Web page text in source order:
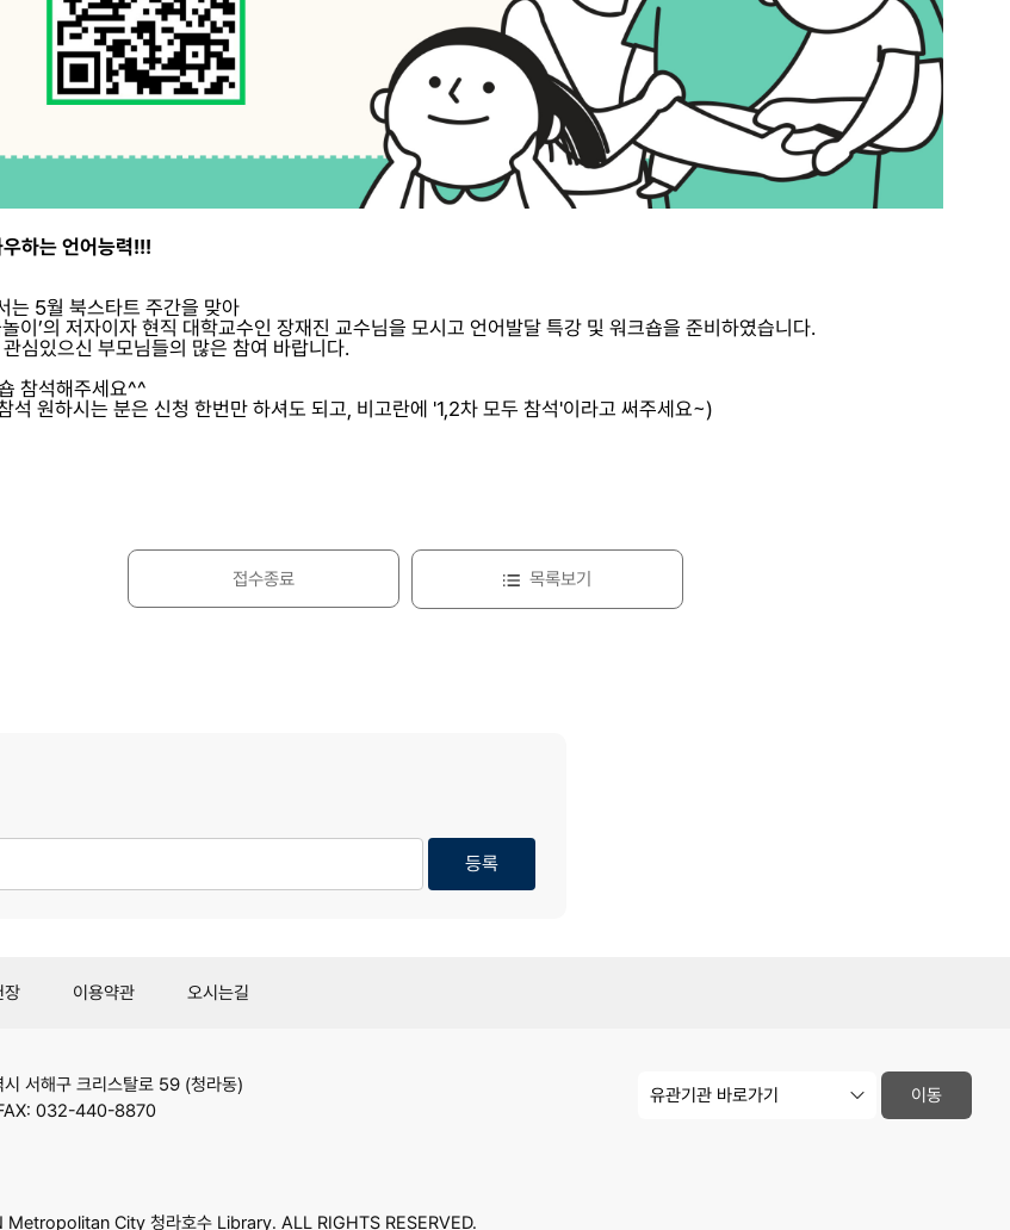
하는 언어능력!!!
는 5월 북스타트 주간을 맞아
이’의 저자이자 현직 대학교수인 장재진 교수님을 모시고 언어발달 특강 및 워크숍을 준비하였습니다.
심있으신 부모님들의 많은 참여 바랍니다.
참석해주세요^^
석 원하시는 분은 신청 한번만 하셔도 되고, 비고란에 '1,2차 모두 참석'이라고 써주세요~)
접수종료 목록보기
등록
장 이용약관 오시는길
시 서해구 크리스탈로 59 (청라동)
032-440-8870
City 청라호수 Library. ALL RIGHTS RESERVED.
관
이동